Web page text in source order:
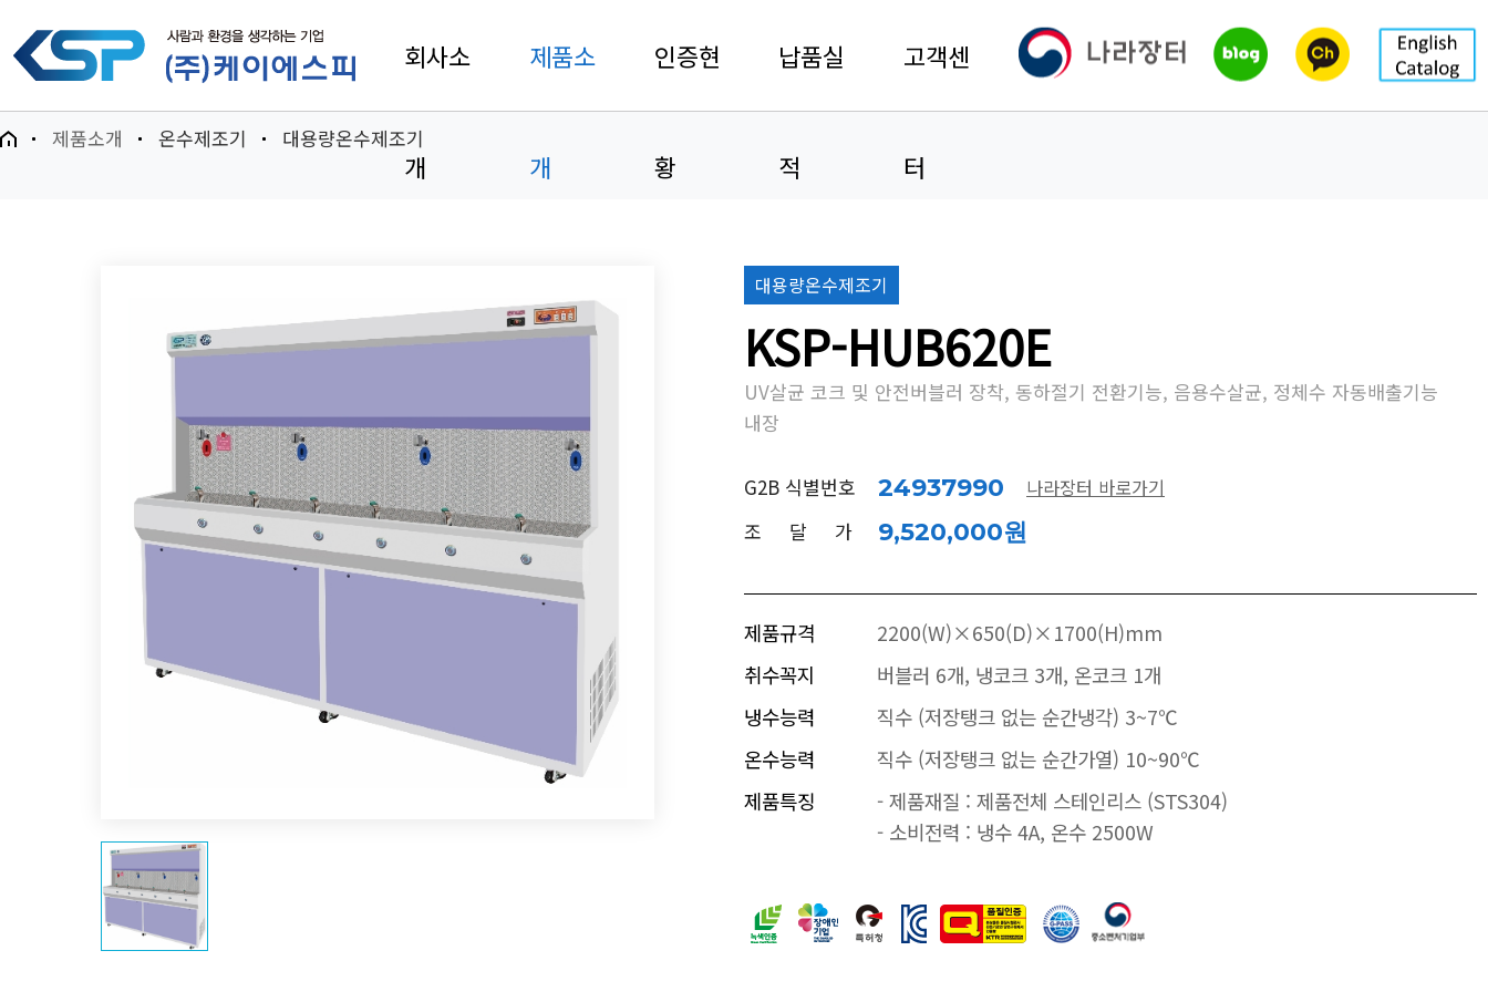
회사소
개
제품소
개
인증현
황
납품실
적
고객센
터
제품소개 온수제조기 대용량온수제조기
대용량온수제조기
KSP-HUB620E
UV살균 코크 및 안전버블러 장착, 동하절기 전환기능, 음용수살균, 정체수 자동배출기능
내장
G2B 식별번호 24937990 나라장터 바로가기
조 달 가 9,520,000원
제품규격
2200(W)×650(D)×1700(H)mm
취수꼭지
버블러 6개, 냉코크 3개, 온코크 1개
냉수능력
직수 (저장탱크 없는 순간냉각) 3~7℃
온수능력
직수 (저장탱크 없는 순간가열) 10~90℃
제품특징
- 제품재질 : 제품전체 스테인리스 (STS304)
- 소비전력 : 냉수 4A, 온수 2500W